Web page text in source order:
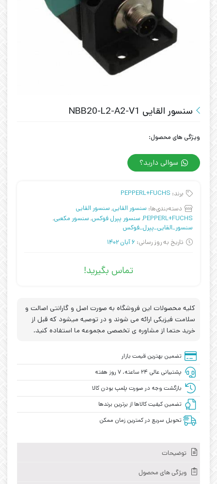
سنسور القایی NBB20-L2-A2-V1
ویژگی های محصول:
سوالی دارید؟
برند: PEPPERL+FUCHS
دسته‌بندی‌ها: سنسور القایی, سنسور القایی
PEPPERL+FUCHS
, سنسور پپرل فوکس, سنسور مکعبی,
سنسور_القایی_پپرل_فوکس
تاریخ به روز رسانی: 6 آبان 1402
تماس بگیرید!
کلیه محصولات این فروشگاه به صورت اصل و گارانتی اصالت و
سلامت فیزیکی ارائه می شوند و در توصیه میشود که قبل از
خرید حتما از مشاوره ی تخصصی مجموعه ما استفاده کنید.
تضمین بهترین قیمت بازار
پشتیبانی عالی ۲۴ ساعته، ۷ روز هفته
بازگشت وجه در صورت پلمپ بودن کالا
تضمین کیفیت کالاها از برترین برندها
تحویل سریع در کمترین زمان ممکن
توضیحات
ویژگی های محصول